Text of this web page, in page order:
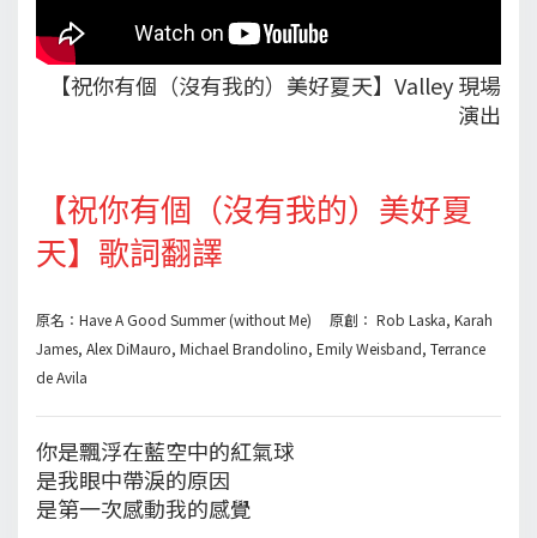
【祝你有個（沒有我的）美好夏天】Valley 現場
演出
【祝你有個（沒有我的）美好夏
天】歌詞翻譯
原名：Have A Good Summer (without Me) 原創： Rob Laska, Karah
James, Alex DiMauro, Michael Brandolino, Emily Weisband, Terrance
de Avila
你是飄浮在藍空中的紅氣球
是我眼中帶淚的原因
是第一次感動我的感覺